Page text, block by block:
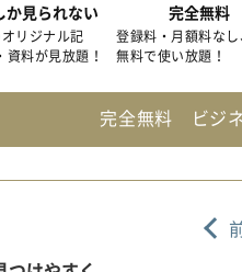
か見られない
リジナル記
資料が見放題！
完全無料
登録料・月額料な
無料で使い放題！
完全無料 ビジ